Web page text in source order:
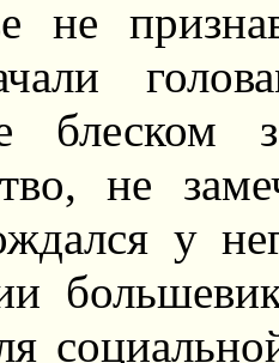
не
блеском
не
у